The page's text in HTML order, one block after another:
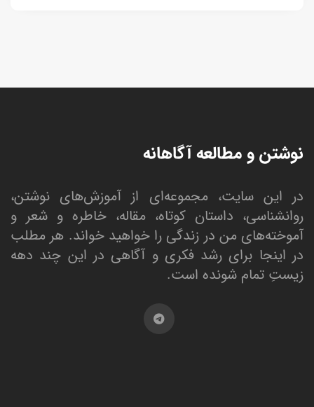
نوشتن و مطالعه آگاهانه
در این سایت، مجموعه‌ای از آموزش‌های نوشتن،
روانشناسی، داستان کوتاه، مقاله، خاطره و شعر و
آموخته‌های من در زندگی را خواهید خواند. هر مطلب
در اینجا برای رشد فکری و آگاهی در این چند دهه
زیستِ تمام شونده است.